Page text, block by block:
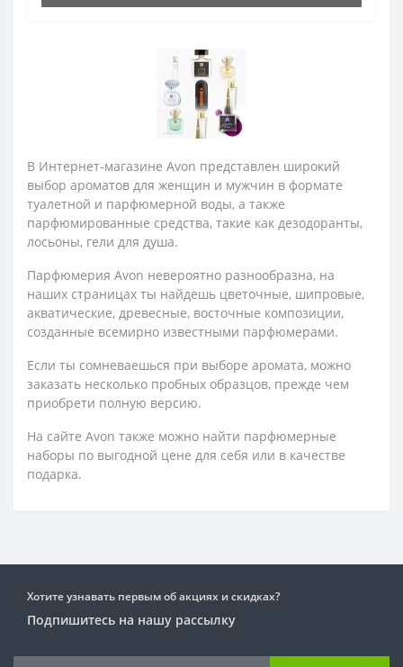
В Интернет-магазине Avon представлен широкий
выбор ароматов для женщин и мужчин в формате
туалетной и парфюмерной воды, а также
парфюмированные средства, такие как дезодоранты,
лосьоны, гели для душа.
Парфюмерия Avon невероятно разнообразна, на
наших страницах ты найдешь цветочные, шипровые,
акватические, древесные, восточные композиции,
созданные всемирно известными парфюмерами.
Если ты сомневаешься при выборе аромата, можно
заказать несколько пробных образцов, прежде чем
приобрети полную версию.
На сайте Avon также можно найти парфюмерные
наборы по выгодной цене для себя или в качестве
подарка.
Хотите узнавать первым об акциях и скидках?
Подпишитесь на нашу рассылку